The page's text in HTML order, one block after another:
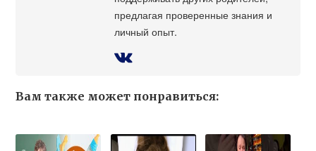
предлагая проверенные знания и
личный опыт.
Вам также может понравиться: